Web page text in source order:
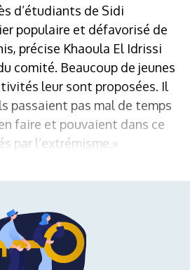
d’étudiants de Sidi
populaire et défavorisé de
précise Khaoula El Idrissi
comité. Beaucoup de jeunes
leur sont proposées. Il
passaient pas mal de temps
faire et pouvaient dans ce
par l’extrémisme.»